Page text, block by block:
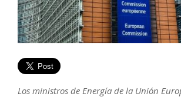
Los ministros de Energía de la Unión